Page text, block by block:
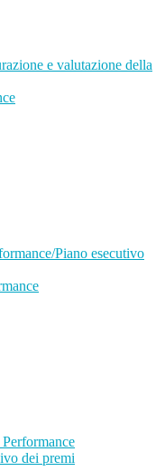
e valutazione della
Piano esecutivo
dei premi